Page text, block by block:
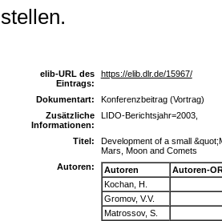
stellen.
elib-URL des
Eintrags:
https://elib.dlr.de/15967/
Dokumentart:
Konferenzbeitrag (Vortrag)
Zusätzliche
Informationen:
LIDO-Berichtsjahr=2003,
Titel:
Development of a small
Mars, Moon and Comets
Autoren:
Autoren
Autoren-
Kochan, H.
Gromov, V.V.
Matrossov, S.